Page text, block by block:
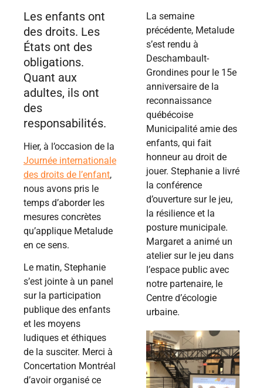
Les enfants ont
des droits. Les
États ont des
obligations.
Quant aux
adultes, ils ont
des
responsabilités.
Hier, à l’occasion de la
Journée internationale
des droits de l’enfant,
nous avons pris le
temps d’aborder les
mesures concrètes
qu’applique Metalude
en ce sens.
Le matin, Stephanie
s’est jointe à un panel
sur la participation
publique des enfants
et les moyens
ludiques et éthiques
de la susciter. Merci à
Concertation Montréal
d’avoir organisé ce
La semaine
précédente, Metalude
s’est rendu à
Deschambault-
Grondines pour le 15e
anniversaire de la
reconnaissance
québécoise
Municipalité amie des
enfants, qui fait
honneur au droit de
jouer. Stephanie a livré
la conférence
d’ouverture sur le jeu,
la résilience et la
posture municipale.
Margaret a animé un
atelier sur le jeu dans
l’espace public avec
notre partenaire, le
Centre d’écologie
urbaine.